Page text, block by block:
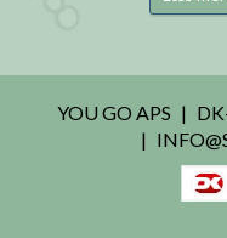
YOU GO APS